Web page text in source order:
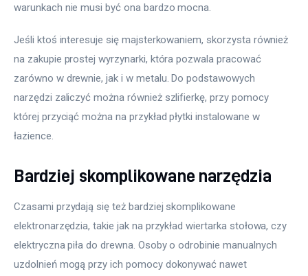
warunkach nie musi być ona bardzo mocna.
Jeśli ktoś interesuje się majsterkowaniem, skorzysta również
na zakupie prostej wyrzynarki, która pozwala pracować
zarówno w drewnie, jak i w metalu. Do podstawowych
narzędzi zaliczyć można również szlifierkę, przy pomocy
której przyciąć można na przykład płytki instalowane w
łazience.
Bardziej skomplikowane narzędzia
Czasami przydają się też bardziej skomplikowane
elektronarzędzia, takie jak na przykład wiertarka stołowa, czy
elektryczna piła do drewna. Osoby o odrobinie manualnych
uzdolnień mogą przy ich pomocy dokonywać nawet